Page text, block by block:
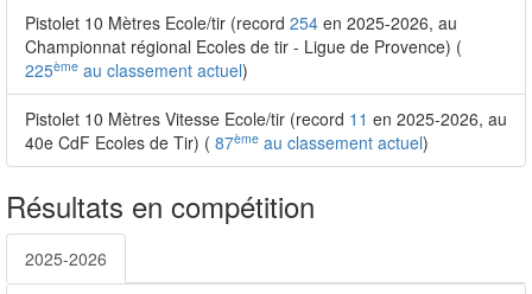
Pistolet 10 Mètres Ecole/tir (record 254 en 2025-2026, au
Championnat régional Ecoles de tir - Ligue de Provence) (
225ème au classement actuel)
Pistolet 10 Mètres Vitesse Ecole/tir (record 11 en 2025-2026, au
40e CdF Ecoles de Tir) ( 87ème au classement actuel)
Résultats en compétition
2025-2026